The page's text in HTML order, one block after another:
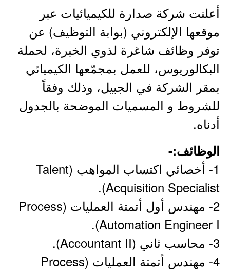
أعلنت شركة صدارة للكيميائيات عبر
موقعها الإلكتروني (بوابة التوظيف) عن
توفر وظائف شاغرة لذوي الخبرة، لحملة
البكالوريوس، للعمل بمجمّعها الكيميائي
بمقر الشركة في الجبيل، وذلك وفقاً
للشروط و المسميات الموضحة بالجدول
أدناه.
الوظائف:-
1- أخصائي اكتساب المواهب (Talent
Acquisition Specialist).
2- مهندس أول أتمتة العمليات (Process
Automation Engineer I).
3- محاسب ثاني (Accountant II).
4- مهندس أتمتة العمليات (Process